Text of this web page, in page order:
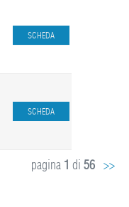
pagina 1 di 56 >>